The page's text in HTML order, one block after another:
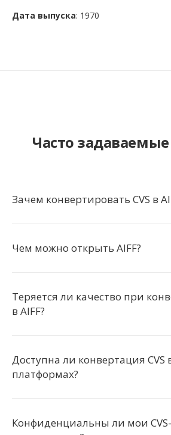
Дата выпуска: 1970
Часто
Зачем конвертировать CVS в
Чем можно открыть AIFF?
Теряется ли качество при
в AIFF?
Доступна ли конвертация CVS
платформах?
Конфиденциальны ли мои